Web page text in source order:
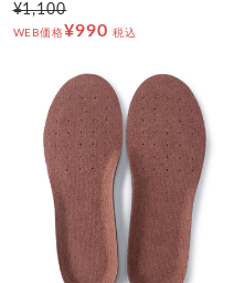
¥1,100
WEB価格¥990 税込